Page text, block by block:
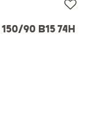
150/90 B15 74H